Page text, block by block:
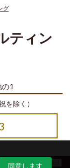
同意します
グ
ティン
1
を除く）
All Rights Reserved.